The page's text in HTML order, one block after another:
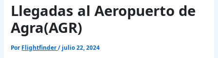
Llegadas al Aeropuerto de
Agra(AGR)
Por Flightfinder/ julio 22, 2024